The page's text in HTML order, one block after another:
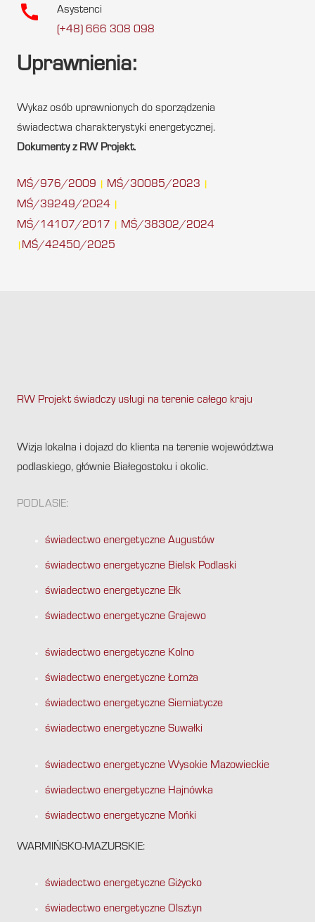
call
Asystenci
(+48) 666 308 098
Uprawnienia:
Wykaz osób uprawnionych do sporządzenia
świadectwa charakterystyki energetycznej.
Dokumenty z RW Projekt.
MŚ/976/2009 MŚ/30085/2023
MŚ/39249/2024
MŚ/14107/2017 MŚ/38302/2024
MŚ/42450/2025
RW Projekt świadczy usługi na terenie całego kraju
Wizja lokalna i dojazd do klienta na terenie województwa
podlaskiego, głównie Białegostoku i okolic.
PODLASIE:
świadectwo energetyczne Augustów
świadectwo energetyczne Bielsk Podlaski
świadectwo energetyczne Ełk
świadectwo energetyczne Grajewo
świadectwo energetyczne Kolno
świadectwo energetyczne Łomża
świadectwo energetyczne Siemiatycze
świadectwo energetyczne Suwałki
świadectwo energetyczne Wysokie Mazowieckie
świadectwo energetyczne Hajnówka
świadectwo energetyczne Mońki
WARMIŃSKO-MAZURSKIE:
świadectwo energetyczne Giżycko
świadectwo energetyczne Olsztyn